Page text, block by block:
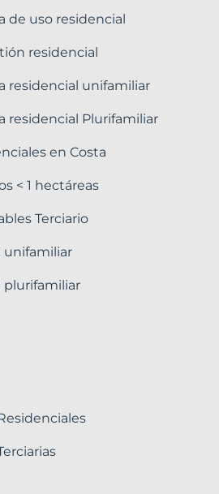
de uso residencial
residencial
residencial unifamiliar
residencial Plurifamiliar
en Costa
< 1 hectáreas
Terciario
unifamiliar
plurifamiliar